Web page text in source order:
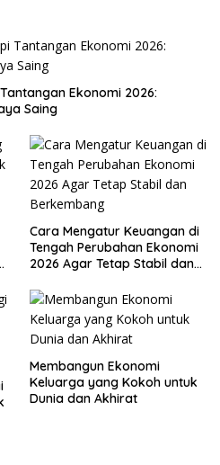
Ekonomi 2026:
Saing
Cara Mengatur Keuangan di
Tengah Perubahan Ekonomi
2026 Agar Tetap Stabil dan
Membangun Ekonomi
Keluarga yang Kokoh untuk
Dunia dan Akhirat